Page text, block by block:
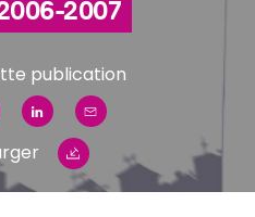
2007
publication